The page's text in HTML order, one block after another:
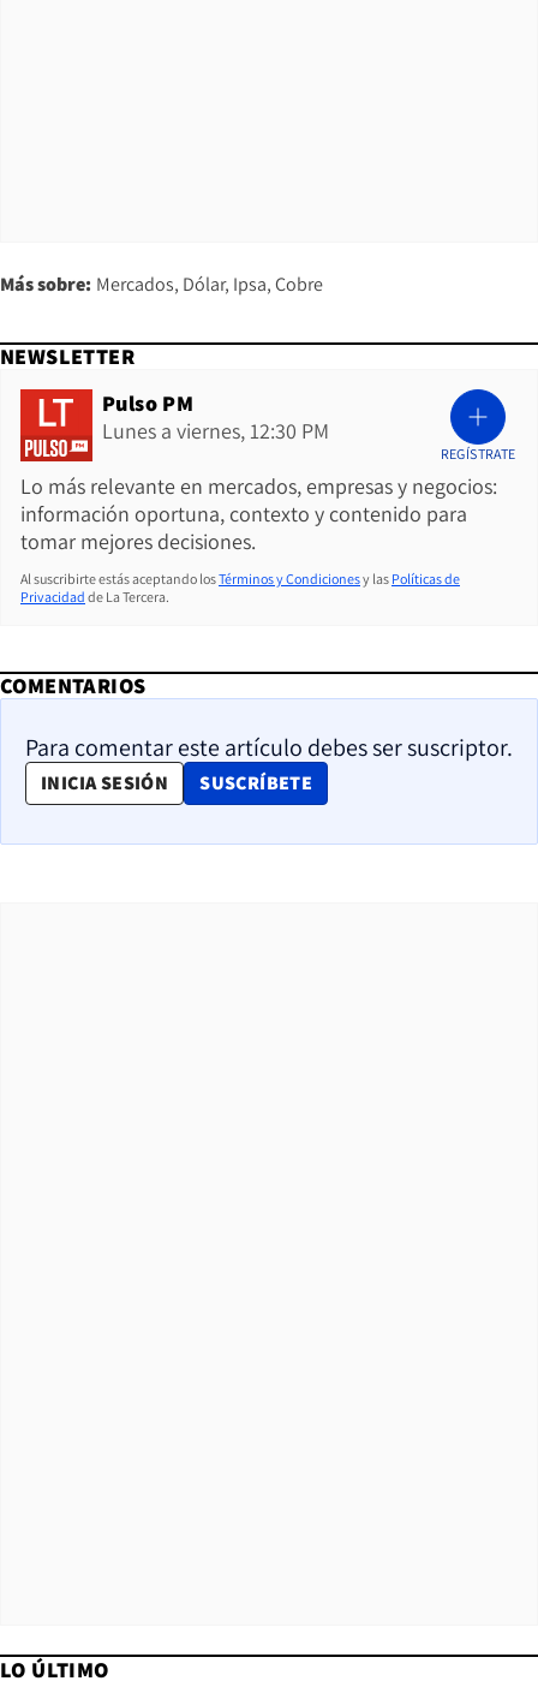
Más sobre: Mercados Dólar Ipsa Cobre
NEWSLETTER
Pulso PM
Lunes a viernes, 12:30 PM
Lo más relevante en mercados, empresas y negocios:
información oportuna, contexto y contenido para
tomar mejores decisiones.
REGÍSTRATE
Al suscribirte estás aceptando losTérminos y Condicionesy las Políticas de
Privacidad de La Tercera.
COMENTARIOS
Para comentar este artículo debes ser suscriptor.
INICIA SESIÓN SUSCRÍBETE
OPENS IN NEW WINDOW
LO ÚLTIMO